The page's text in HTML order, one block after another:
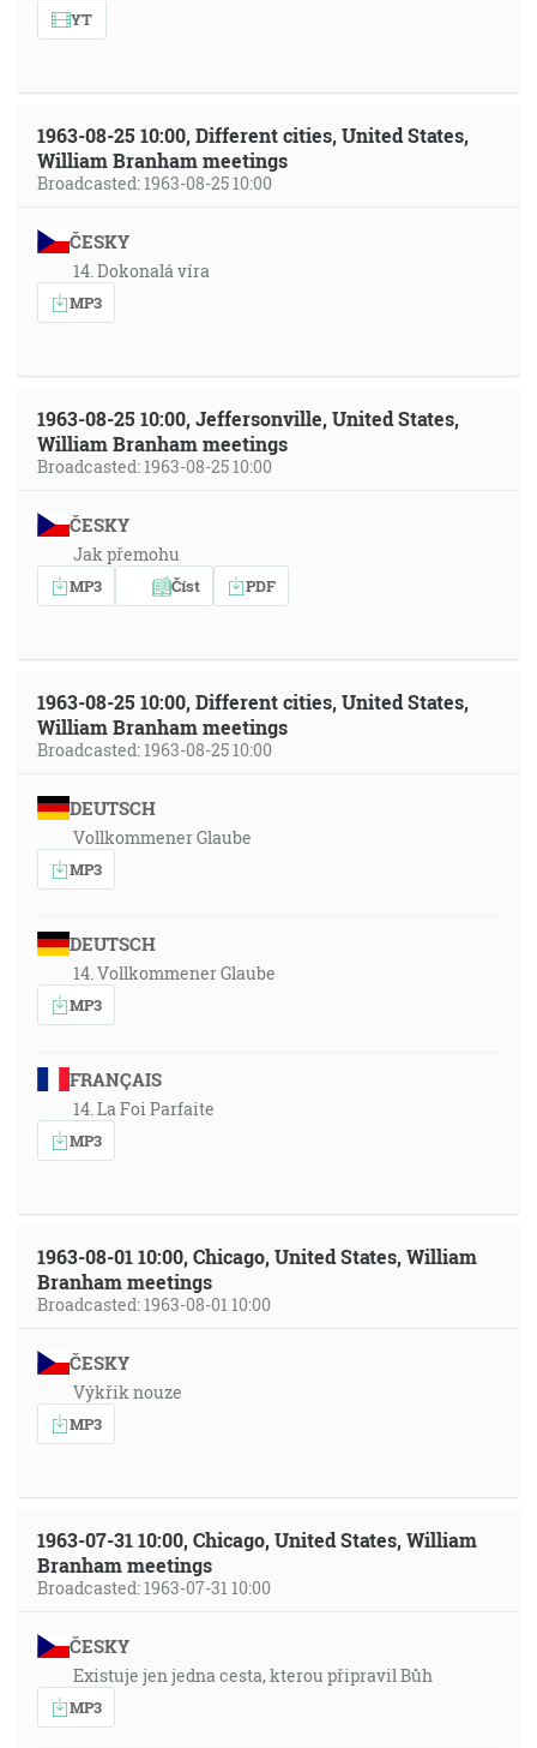
YT
1963-08-25 10:00, Different cities, United States,
William Branham meetings
Broadcasted: 1963-08-25 10:00
ČESKY
14. Dokonalá víra
MP3
1963-08-25 10:00, Jeffersonville, United States,
William Branham meetings
Broadcasted: 1963-08-25 10:00
ČESKY
Jak přemohu
MP3 Číst PDF
1963-08-25 10:00, Different cities, United States,
William Branham meetings
Broadcasted: 1963-08-25 10:00
DEUTSCH
Vollkommener Glaube
MP3
DEUTSCH
14. Vollkommener Glaube
MP3
FRANÇAIS
14. La Foi Parfaite
MP3
1963-08-01 10:00, Chicago, United States, William
Branham meetings
Broadcasted: 1963-08-01 10:00
ČESKY
Výkřik nouze
MP3
1963-07-31 10:00, Chicago, United States, William
Branham meetings
Broadcasted: 1963-07-31 10:00
ČESKY
Existuje jen jedna cesta, kterou připravil Bůh
MP3